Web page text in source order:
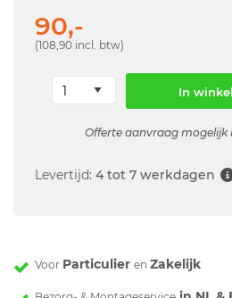
90,-
(108,90 incl. btw)
In
Offerte aanvraag mogelijk
Levertijd: 4 tot 7 werkdagen
Voor Particulier en Zakelijk